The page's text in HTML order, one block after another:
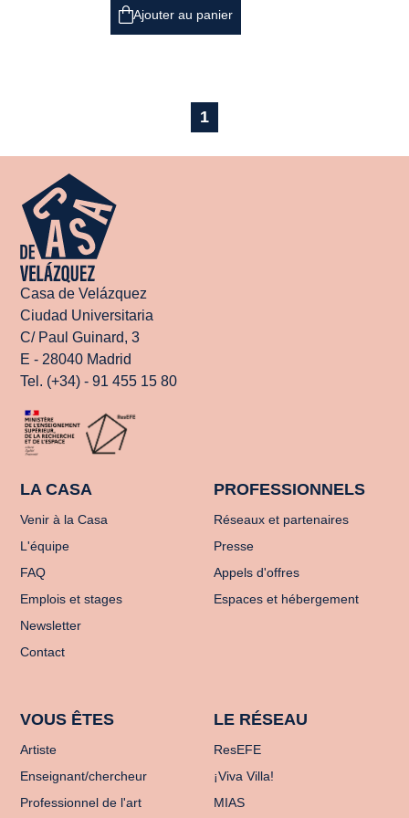
Ajouter au panier
1
Casa de Velázquez
Ciudad Universitaria
C/ Paul Guinard, 3
E - 28040 Madrid
Tel. (+34) - 91 455 15 80
LA CASA
Venir à la Casa
L'équipe
FAQ
Emplois et stages
Newsletter
Contact
PROFESSIONNELS
Réseaux et partenaires
Presse
Appels d'offres
Espaces et hébergement
VOUS ÊTES
Artiste
Enseignant/chercheur
Professionnel de l'art
LE RÉSEAU
ResEFE
¡Viva Villa!
MIAS